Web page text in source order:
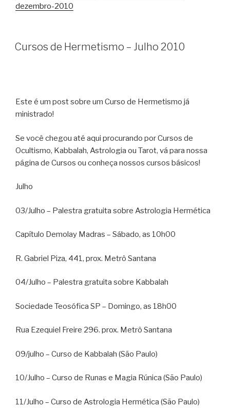
dezembro-2010
Cursos de Hermetismo – Julho 2010
Este é um post sobre um Curso de Hermetismo já
ministrado!
Se você chegou até aqui procurando por Cursos de
Ocultismo, Kabbalah, Astrologia ou Tarot, vá para nossa
página de Cursos ou conheça nossos cursos básicos!
Julho
03/Julho – Palestra gratuita sobre Astrologia Hermética
Capítulo Demolay Madras – Sábado, as 10h00
R. Gabriel Piza, 441, prox. Metrô Santana
04/Julho – Palestra gratuita sobre Kabbalah
Sociedade Teosófica SP – Domingo, as 18h00
Rua Ezequiel Freire 296. prox. Metrô Santana
09/julho – Curso de Kabbalah (São Paulo)
10/Julho – Curso de Runas e Magia Rúnica (São Paulo)
11/Julho – Curso de Astrologia Hermética (São Paulo)